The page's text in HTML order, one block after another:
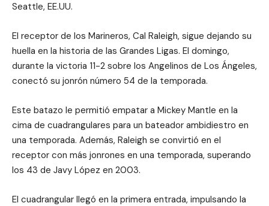
Seattle, EE.UU.
El receptor de los Marineros, Cal Raleigh, sigue dejando su
huella en la historia de las Grandes Ligas. El domingo,
durante la victoria 11-2 sobre los Angelinos de Los Ángeles,
conectó su jonrón número 54 de la temporada.
Este batazo le permitió empatar a Mickey Mantle en la
cima de cuadrangulares para un bateador ambidiestro en
una temporada. Además, Raleigh se convirtió en el
receptor con más jonrones en una temporada, superando
los 43 de Javy López en 2003.
El cuadrangular llegó en la primera entrada, impulsando la